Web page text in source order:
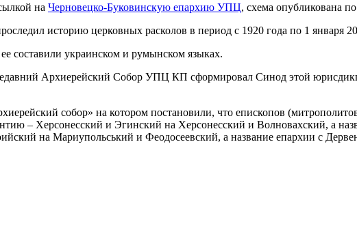
на Черновецко-Буковинскую епархию УПЦ, схема опубликована
историю церковных расколов в период с 1920 года по 1 января
составили украинском и румынском языках.
Архиерейский Собор УПЦ КП сформировал Синод этой
собор» на котором постановили, что епископов
– Херсонесский и Эгинский на Херсонесский и Волновахский, а
на Мариупольський и Феодосеевский, а название епархии с